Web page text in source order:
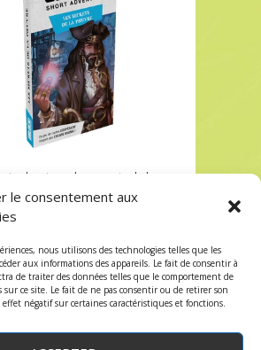
le consentement aux
nous utilisons des technologies telles que les
aux informations des appareils. Le fait de consentir à
de traiter des données telles que le comportement de
ce site. Le fait de ne pas consentir ou de retirer son
négatif sur certaines caractéristiques et fonctions.
adventures les secrets de la
Robin des Jeux à Paris
adventures les secrets de la
et les trackbacks sont